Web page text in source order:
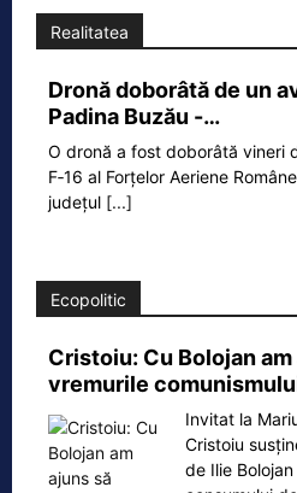
Realitatea
Dronă doborâtă de un
Padina Buzău -…
O dronă a fost doborâtă vineri
F‑16 al Forțelor Aeriene
județul [...]
Ecopolitic
Cristoiu: Cu Bolojan
vremurile
Invitat la
Cristoiu
de Ilie